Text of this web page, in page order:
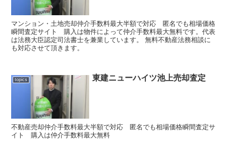
マンション・土地売却仲介手数料最大半額で対応 匿名でも相場価格
瞬間査定サイト 購入は物件によって仲介手数料最大無料です。代表
は法務大臣認定司法書士を兼業しています。 無料不動産法務相談に
も対応させて頂きます。
topics 東建ニューハイツ池上売却査定
不動産売却仲介手数料最大半額で対応 匿名でも相場価格瞬間査定サ
イト 購入は仲介手数料最大無料